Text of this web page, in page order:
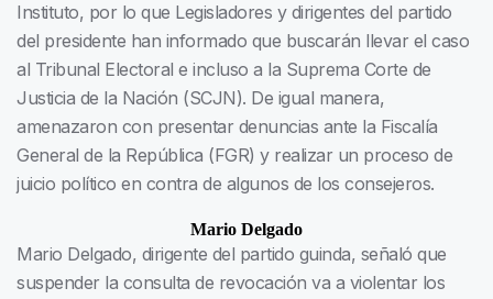
Instituto, por lo que Legisladores y dirigentes del partido
del presidente han informado que buscarán llevar el caso
al Tribunal Electoral e incluso a la Suprema Corte de
Justicia de la Nación (SCJN). De igual manera,
amenazaron con presentar denuncias ante la Fiscalía
General de la República (FGR) y realizar un proceso de
juicio político en contra de algunos de los consejeros.
Mario Delgado
Mario Delgado, dirigente del partido guinda, señaló que
suspender la consulta de revocación va a violentar los